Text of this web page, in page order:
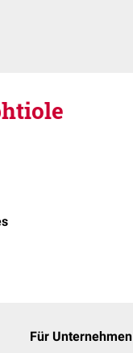
Für Unternehmen